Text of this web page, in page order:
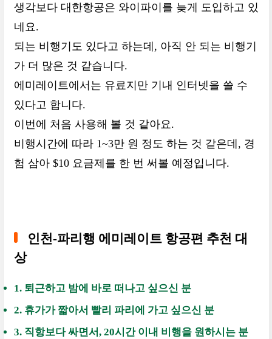
생각보다 대한항공은 와이파이를 늦게 도입하고 있
네요.
되는 비행기도 있다고 하는데, 아직 안 되는 비행기
가 더 많은 것 같습니다.
에미레이트에서는 유료지만 기내 인터넷을 쓸 수
있다고 합니다.
이번에 처음 사용해 볼 것 같아요.
비행시간에 따라 1~3만 원 정도 하는 것 같은데, 경
험 삼아 $10 요금제를 한 번 써볼 예정입니다.
인천-파리행 에미레이트 항공편 추천 대
상
1. 퇴근하고 밤에 바로 떠나고 싶으신 분
2. 휴가가 짧아서 빨리 파리에 가고 싶으신 분
3. 직항보다 싸면서, 20시간 이내 비행을 원하시는 분